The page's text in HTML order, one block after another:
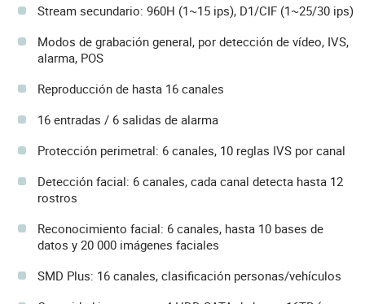
Stream secundario: 960H (1~15 ips), D1/CIF (1~25/30 ips)
Modos de grabación general, por detección de vídeo, IVS,
alarma, POS
Reproducción de hasta 16 canales
16 entradas / 6 salidas de alarma
Protección perimetral: 6 canales, 10 reglas IVS por canal
Detección facial: 6 canales, cada canal detecta hasta 12
rostros
Reconocimiento facial: 6 canales, hasta 10 bases de
datos y 20 000 imágenes faciales
SMD Plus: 16 canales, clasificación personas/vehículos